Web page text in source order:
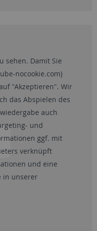
sehen. Damit Sie
nocookie.com)
"Akzeptieren". Wir
das Abspielen des
auch
und
ggf. mit
verknüpft
und eine
in unserer